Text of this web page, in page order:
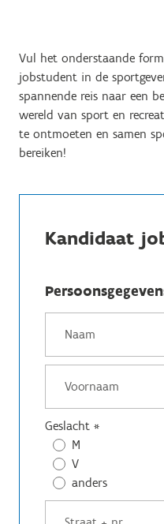
Vul het onderstaande
jobstudent in de
spannende reis naar een
wereld van sport en
te ontmoeten en samen
bereiken!
Kandidaat
Geslacht *
M
V
anders